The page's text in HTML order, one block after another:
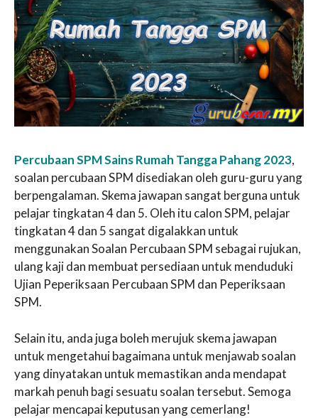
Percubaan SPM Sains Rumah Tangga Pahang 2023,
soalan percubaan SPM disediakan oleh guru-guru yang
berpengalaman. Skema jawapan sangat berguna untuk
pelajar tingkatan 4 dan 5. Oleh itu calon SPM, pelajar
tingkatan 4 dan 5 sangat digalakkan untuk
menggunakan Soalan Percubaan SPM sebagai rujukan,
ulang kaji dan membuat persediaan untuk menduduki
Ujian Peperiksaan Percubaan SPM dan Peperiksaan
SPM.
Selain itu, anda juga boleh merujuk skema jawapan
untuk mengetahui bagaimana untuk menjawab soalan
yang dinyatakan untuk memastikan anda mendapat
markah penuh bagi sesuatu soalan tersebut. Semoga
pelajar mencapai keputusan yang cemerlang!